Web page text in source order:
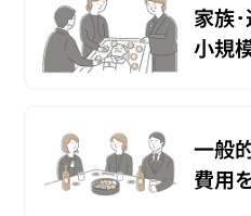
家族
小規
一般
費用